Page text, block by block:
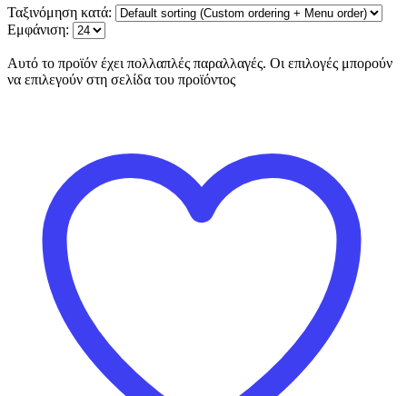
Ταξινόμηση κατά:
Εμφάνιση:
Αυτό το προϊόν έχει πολλαπλές παραλλαγές. Οι επιλογές μπορούν
να επιλεγούν στη σελίδα του προϊόντος